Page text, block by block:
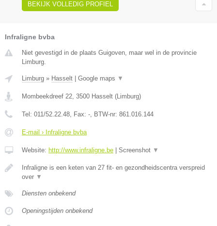
BEKIJK VOLLEDIG PROFIEL
Infraligne bvba
Niet gevestigd in de plaats Guigoven, maar wel in de provincie
Limburg.
Limburg » Hasselt Google maps ▼
Mombeekdreef 22, 3500 Hasselt (Limburg)
Tel: 011/52.22.48, Fax: -, BTW-nr: 861.016.144
E-mail › Infraligne bvba
Website: http://www.infraligne.be Screenshot ▼
Infraligne is een keten van 27 fit- en gezondheidscentra verspreid
over ▼
Diensten onbekend
Openingstijden onbekend